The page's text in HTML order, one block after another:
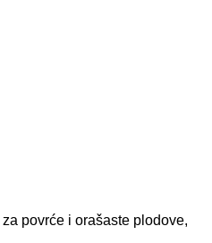
za povrće i orašaste plodove,